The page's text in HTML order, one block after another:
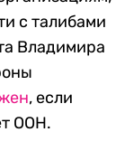
с талибами
Владимира
, если
ООН.